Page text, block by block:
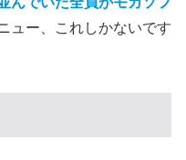
ュー、これしかないです